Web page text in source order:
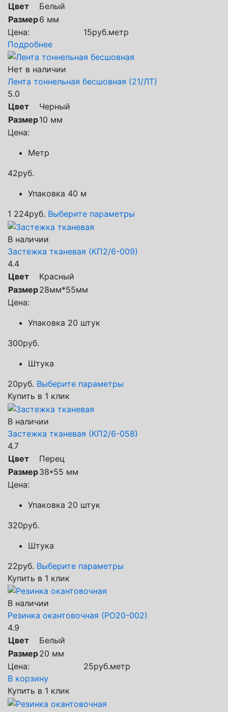
Цвет
Белый
Размер6 мм
Цена:
15руб.метр
Подробнее
Нет в наличии
Лента тоннельная бесшовная (21/ЛТ)
5.0
Цвет
Черный
Размер10 мм
Цена:
Метр
42руб.
Упаковка 40 м
1 224руб. Выберите параметры
В наличии
Застежка тканевая (КП2/6-009)
4.4
Цвет
Красный
Размер28мм*55мм
Цена:
Упаковка 20 штук
300руб.
Штука
20руб. Выберите параметры
Купить в 1 клик
В наличии
Застежка тканевая (КП2/6-058)
4.7
Цвет
Перец
Размер38*55 мм
Цена:
Упаковка 20 штук
320руб.
Штука
22руб. Выберите параметры
Купить в 1 клик
В наличии
Резинка окантовочная (РО20-002)
4.9
Цвет
Белый
Размер20 мм
Цена:
25руб.метр
В корзину
Купить в 1 клик